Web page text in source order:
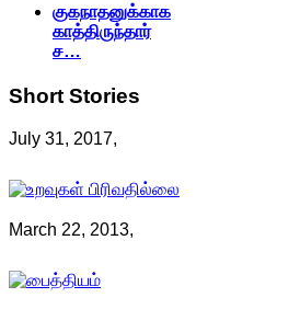
குகநாதனுக்காக
காத்திருந்தார்
ச…
Short Stories
July 31, 2017,
March 22, 2013,